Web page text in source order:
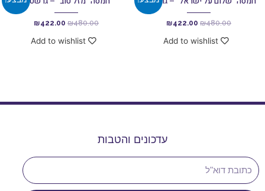
₪480.00
₪422.00
Add to wishlist
₪480.00
₪422.00
Add to wishlist
עדכונים והטבות